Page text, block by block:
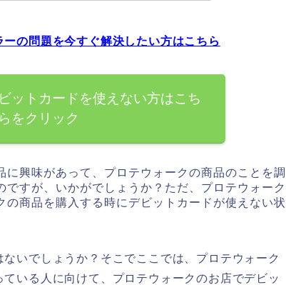
の問題を今すぐ解決したい方はこちら
ットカードを使えない方はこち
らをクリック
興味があって、プロテウォークの商品のことを調
すが、いかがでしょうか？ただ、プロテウォーク
商品を購入する時にデビットカードが使えない状
いでしょうか？そこでここでは、プロテウォーク
いる人に向けて、プロテウォークのお店でデビッ